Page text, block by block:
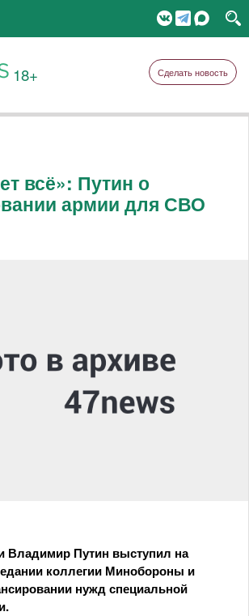
18+ Сделать новость
всё»: Путин о
армии для СВО
Владимир Путин выступил на
коллегии Минобороны и
нужд специальной